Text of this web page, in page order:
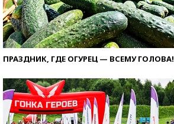
ПРАЗДНИК, ГДЕ ОГУРЕЦ — ВСЕМУ ГОЛОВА!